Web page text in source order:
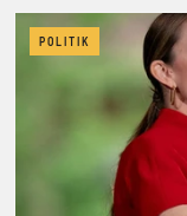
POLITIK